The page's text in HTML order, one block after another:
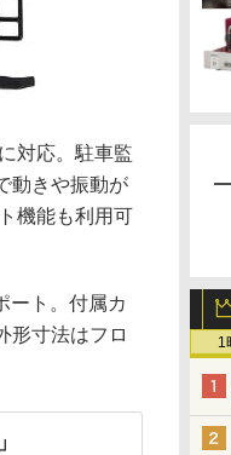
1
対応。駐車監
動きや振動が
機能も利用可
ート。付属カ
形寸法はフロ